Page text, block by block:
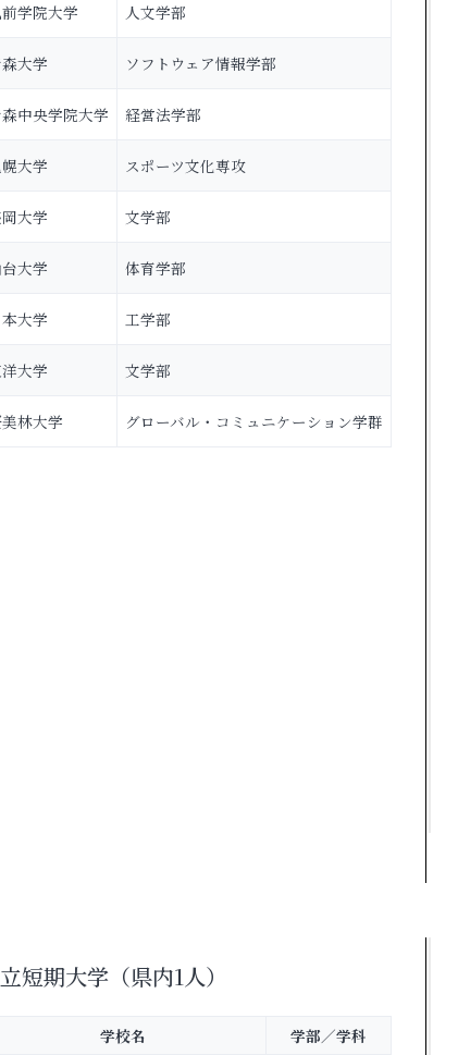
学院大学 人文学部
大学 ソフトウェア情報学部
中央学院大学 経営法学部
大学 スポーツ文化専攻
大学 文学部
大学 体育学部
大学 工学部
大学 文学部
林大学 グローバル・コミュニケーション学群
短期大学（県内1人）
学校名 学部／学科